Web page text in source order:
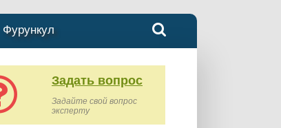
Фурункул
Задать вопрос
Задайте свой вопрос
эксперту